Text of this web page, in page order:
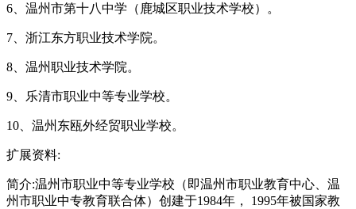
6、温州市第十八中学（鹿城区职业技术学校）。
7、浙江东方职业技术学院。
8、温州职业技术学院。
9、乐清市职业中等专业学校。
10、温州东瓯外经贸职业学校。
扩展资料:
简介:温州市职业中等专业学校（即温州市职业教育中心、温
州市职业中专教育联合体）创建于1984年， 1995年被国家教